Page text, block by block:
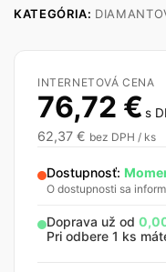
KATEGÓRIA:
INTERNETOVÁ CENA
76,72 € s
62,37 € bez DPH / ks
Dostupnosť:
O dostupnosti sa
Doprava už od
Pri odbere 1 ks